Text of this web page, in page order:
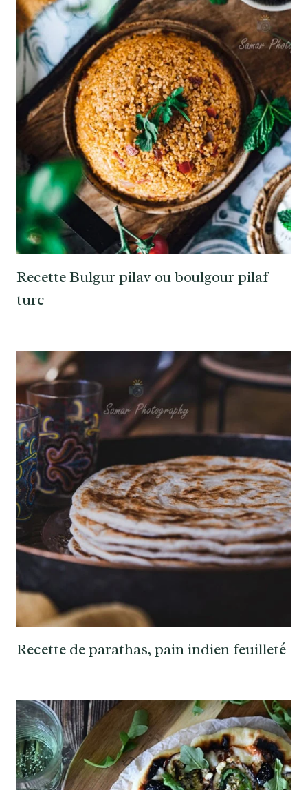
Recette Bulgur pilav ou boulgour pilaf
turc
Recette de parathas, pain indien feuilleté